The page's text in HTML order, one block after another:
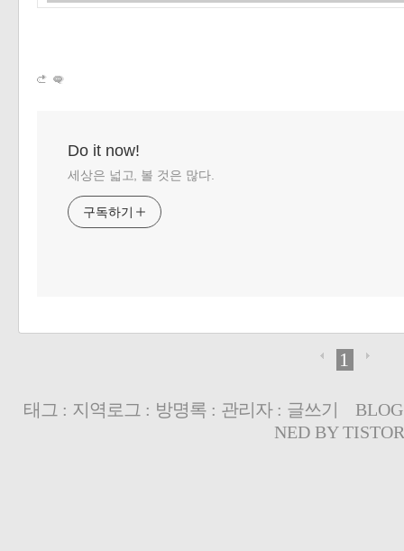
Do it now!
세상은 넓고, 볼 것은 많다.
구독하기
1
태그 : 지역로그 : 방명록: 관리자: 글쓰기
NED BY